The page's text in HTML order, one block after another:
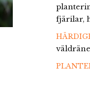
fjärilar,